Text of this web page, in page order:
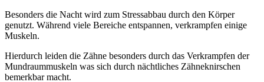
Besonders die Nacht wird zum Stressabbau durch den Körper
genutzt. Während viele Bereiche entspannen, verkrampfen einige
Muskeln.
Hierdurch leiden die Zähne besonders durch das Verkrampfen der
Mundraummuskeln was sich durch nächtliches Zähneknirschen
bemerkbar macht.